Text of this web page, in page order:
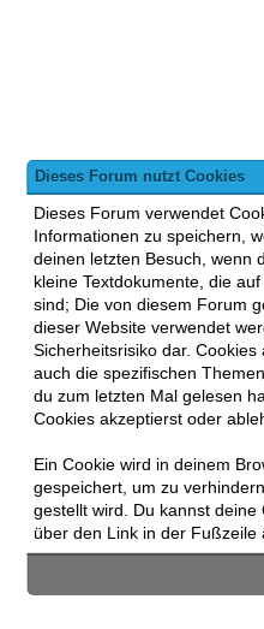
Dieses Forum nutzt Cookies
Dieses Forum verwendet
Informationen zu speichern,
deinen letzten Besuch, wenn
kleine Textdokumente, die
sind; Die von diesem Forum
dieser Website verwendet
Sicherheitsrisiko dar.
auch die spezifischen
du zum letzten Mal gelesen
Cookies akzeptierst oder
Ein Cookie wird in deinem
gespeichert, um zu
gestellt wird. Du kannst
über den Link in der Fußzeile